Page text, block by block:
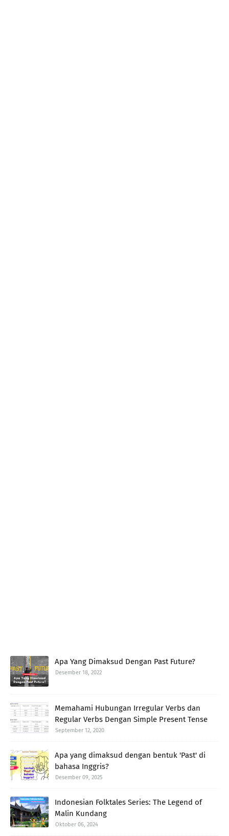
Apa Yang Dimaksud Dengan Past Future?
Desember 18, 2022
Memahami Hubungan Irregular Verbs dan
Regular Verbs Dengan Simple Present Tense
September 12, 2020
Apa yang dimaksud dengan bentuk 'Past' di
bahasa Inggris?
Desember 09, 2025
Indonesian Folktales Series: The Legend of
Malin Kundang
Oktober 06, 2024